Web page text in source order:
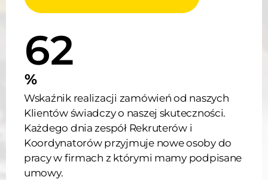
%
89
Wskaźnik realizacji zamówień od naszych
Klientów świadczy o naszej skuteczności.
Każdego dnia zespół Rekruterów i
Koordynatorów przyjmuje nowe osoby do
pracy w firmach z którymi mamy podpisane
umowy.